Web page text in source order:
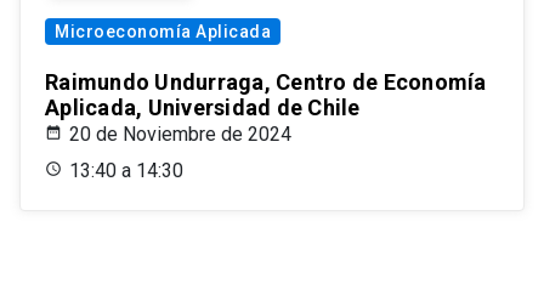
Microeconomía Aplicada
Raimundo Undurraga, Centro de Economía
Aplicada, Universidad de Chile
20 de Noviembre de 2024
13:40 a 14:30